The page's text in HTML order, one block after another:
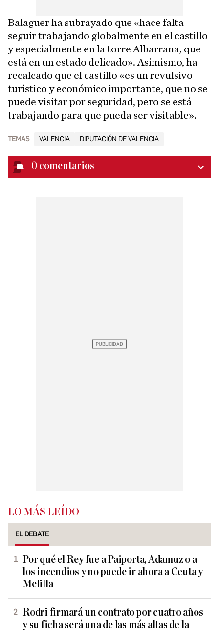
Balaguer ha subrayado que «hace falta
seguir trabajando globalmente en el castillo
y especialmente en la torre Albarrana, que
está en un estado delicado». Asimismo, ha
recalcado que el castillo «es un revulsivo
turístico y económico importante, que no se
puede visitar por seguridad, pero se está
trabajando para que pueda ser visitable».
TEMAS VALENCIA DIPUTACIÓN DE VALENCIA
0 comentarios
LO MÁS LEÍDO
EL DEBATE
Por qué el Rey fue a Paiporta, Adamuz o a
los incendios y no puede ir ahora a Ceuta y
Melilla
Rodri firmará un contrato por cuatro años
y su ficha será una de las más altas de la